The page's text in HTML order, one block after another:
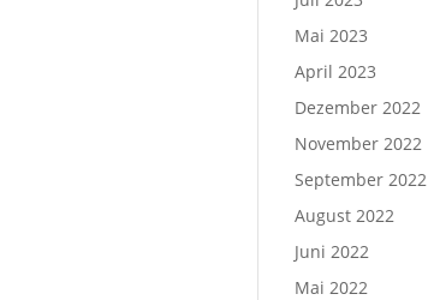
Mai 2023
April 2023
Dezember 2022
November 2022
September 2022
August 2022
Juni 2022
Mai 2022